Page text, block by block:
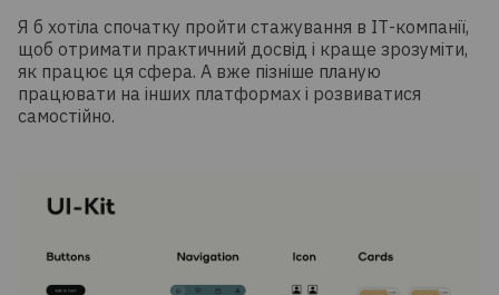
Я б хотіла спочатку пройти стажування в ІТ-компанії,
щоб отримати практичний досвід і краще зрозуміти,
як працює ця сфера. А вже пізніше планую
працювати на інших платформах і розвиватися
самостійно.